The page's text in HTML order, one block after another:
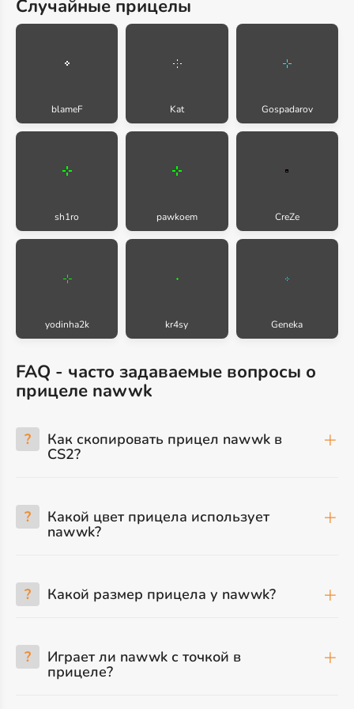
Случайные прицелы
blameF Kat Gospadarov
sh1ro pawkoem CreZe
yodinha2k kr4sy Geneka
FAQ - часто задаваемые вопросы о
прицеле nawwk
? Как скопировать прицел nawwk в
CS2?
? Какой цвет прицела использует
nawwk?
? Какой размер прицела у nawwk?
? Играет ли nawwk с точкой в
прицеле?